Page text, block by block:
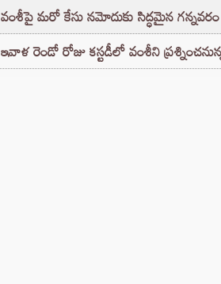
వంశీపై మరో కేసు నమోదుకు సిద్ధమైన
ఇవాళ రెండో రోజు కస్టడీలో వంశీని